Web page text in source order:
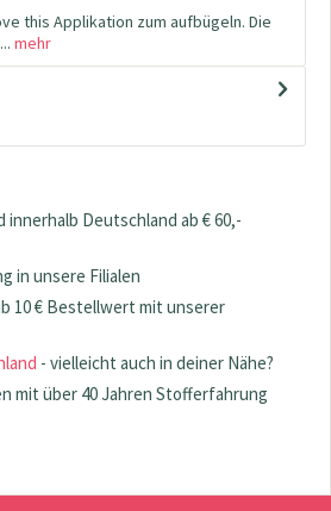
this Applikation zum aufbügeln. Die
mehr
innerhalb Deutschland ab € 60,-
in unsere Filialen
10 € Bestellwert mit unserer
- vielleicht auch in deiner Nähe?
mit über 40 Jahren Stofferfahrung